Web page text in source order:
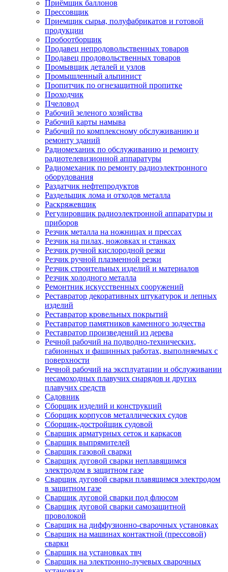
Приёмщик баллонов
Прессовщик
Приемщик сырья, полуфабрикатов и готовой
продукции
Пробоотборщик
Продавец непродовольственных товаров
Продавец продовольственных товаров
Промывщик деталей и узлов
Промышленный альпинист
Пропитчик по огнезащитной пропитке
Проходчик
Пчеловод
Рабочий зеленого хозяйства
Рабочий карты намыва
Рабочий по комплексному обслуживанию и
ремонту зданий
Радиомеханик по обслуживанию и ремонту
радиотелевизионной аппаратуры
Радиомеханик по ремонту радиоэлектронного
оборудования
Раздатчик нефтепродуктов
Раздельщик лома и отходов металла
Раскряжевщик
Регулировщик радиоэлектронной аппаратуры и
приборов
Резчик металла на ножницах и прессах
Резчик на пилах, ножовках и станках
Резчик ручной кислородной резки
Резчик ручной плазменной резки
Резчик строительных изделий и материалов
Резчик холодного металла
Ремонтник искусственных сооружений
Реставратор декоративных штукатурок и лепных
изделий
Реставратор кровельных покрытий
Реставратор памятников каменного зодчества
Реставратор произведений из дерева
Речной рабочий на подводно-технических,
габионных и фашинных работах, выполняемых с
поверхности
Речной рабочий на эксплуатации и обслуживании
несамоходных плавучих снарядов и других
плавучих средств
Садовник
Сборщик изделий и конструкций
Сборщик корпусов металлических судов
Сборщик-достройщик судовой
Сварщик арматурных сеток и каркасов
Сварщик выпрямителей
Сварщик газовой сварки
Сварщик дуговой сварки неплавящимся
электродом в защитном газе
Сварщик дуговой сварки плавящимся электродом
в защитном газе
Сварщик дуговой сварки под флюсом
Сварщик дуговой сварки самозащитной
проволокой
Сварщик на диффузионно-сварочных установках
Сварщик на машинах контактной (прессовой)
сварки
Сварщик на установках твч
Сварщик на электронно-лучевых сварочных